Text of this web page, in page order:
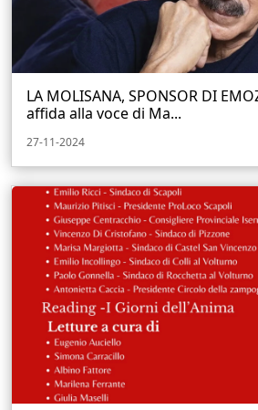
LA MOLISANA, SPONSOR DI
affida alla voce di Ma...
27-11-2024